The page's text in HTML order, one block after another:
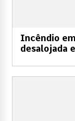
Incêndio
desalojada